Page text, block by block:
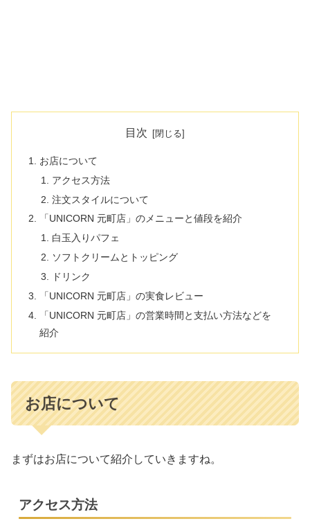
目次
お店について
アクセス方法
注文スタイルについて
「UNICORN 元町店」のメニューと値段を紹介
白玉入りパフェ
ソフトクリームとトッピング
ドリンク
「UNICORN 元町店」の実食レビュー
「UNICORN 元町店」の営業時間と支払い方法などを
紹介
お店について
まずはお店について紹介していきますね。
アクセス方法